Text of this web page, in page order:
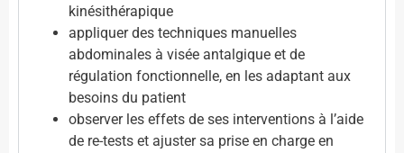
kinésithérapique
appliquer des techniques manuelles
abdominales à visée antalgique et de
régulation fonctionnelle, en les adaptant aux
besoins du patient
observer les effets de ses interventions à l’aide
de re-tests et ajuster sa prise en charge en